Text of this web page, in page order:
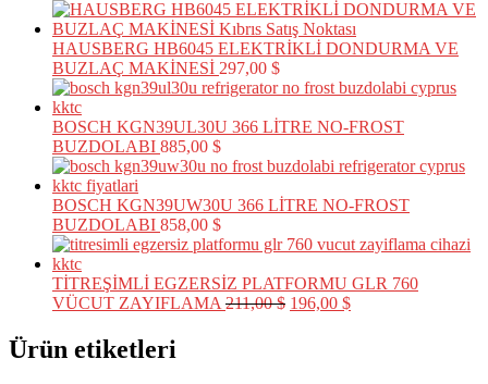
HAUSBERG HB6045 ELEKTRİKLİ DONDURMA VE
BUZLAÇ MAKİNESİ 297,00 $
BOSCH KGN39UL30U 366 LİTRE NO-FROST
BUZDOLABI 885,00 $
BOSCH KGN39UW30U 366 LİTRE NO-FROST
BUZDOLABI 858,00 $
TİTREŞİMLİ EGZERSİZ PLATFORMU GLR 760
VÜCUT ZAYIFLAMA 211,00$ Orijinal
196,00 $Şu
Ürün etiketleri